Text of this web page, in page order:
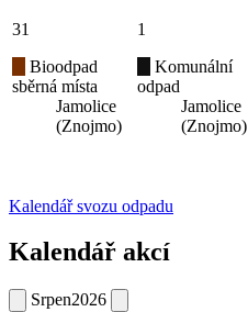
31
Bioodpad
sběrná místa
Jamolice
(Znojmo)
1
Komunální
odpad
Jamolice
(Znojmo)
Kalendář svozu odpadu
Kalendář akcí
Srpen2026